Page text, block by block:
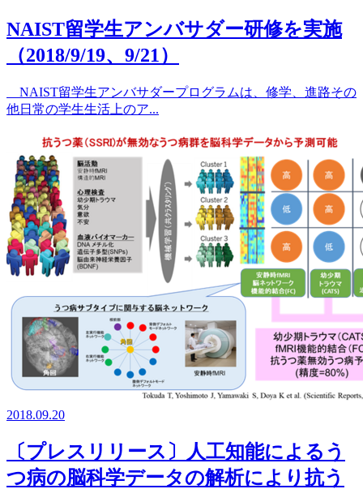
NAIST留学生アンバサダー研修を実施
（2018/9/19、9/21）
NAIST留学生アンバサダープログラムは、修学、進路その
他日常の学生生活上のア...
2018.09.20
〔プレスリリース〕人工知能によるう
つ病の脳科学データの解析により抗う